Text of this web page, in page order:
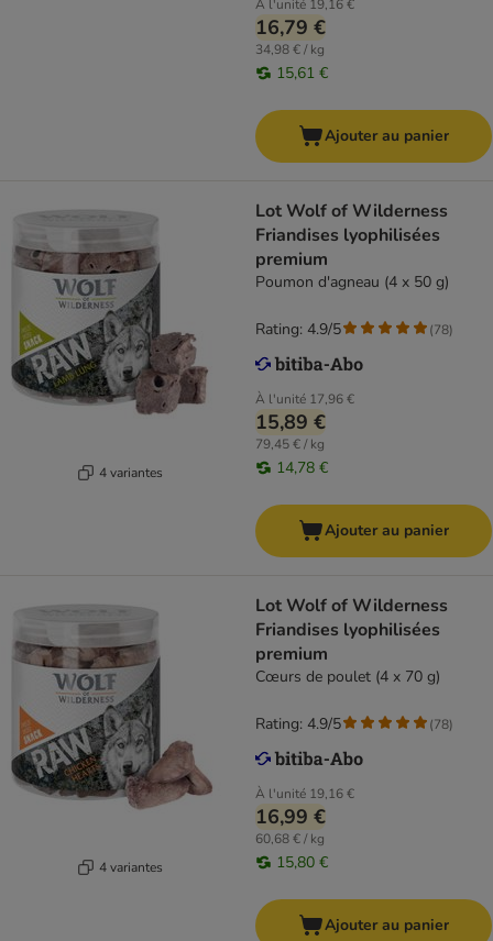
À l'unité 19,16 €
16,79 €
34,98 € / kg
15,61 €
Ajouter au panier
4 variantes
Lot Wolf of Wilderness
Friandises lyophilisées
premium
Poumon d'agneau (4 x 50 g)
À l'unité 17,96 €
15,89 €
79,45 € / kg
14,78 €
Rating: 4.9/5 (78)
Ajouter au panier
4 variantes
Lot Wolf of Wilderness
Friandises lyophilisées
premium
Cœurs de poulet (4 x 70 g)
À l'unité 19,16 €
16,99 €
60,68 € / kg
15,80 €
Rating: 4.9/5 (78)
Ajouter au panier